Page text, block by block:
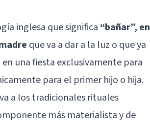
inglesa que significa “bañar”, en
que va a dar a la luz o que ya
una fiesta exclusivamente para
para el primer hijo o hija.
a los tradicionales rituales
más materialista y de